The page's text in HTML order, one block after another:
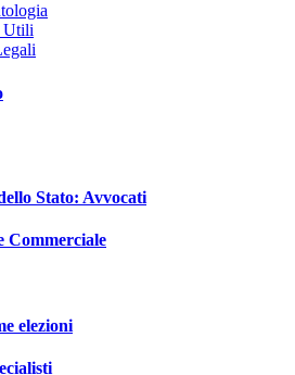
Utili
Stato: Avvocati
Commerciale
elezioni